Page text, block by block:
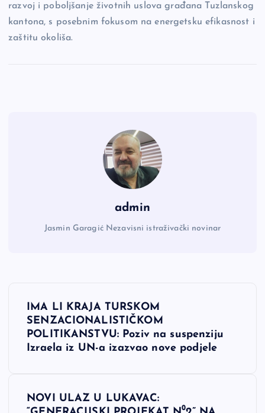
razvoj i poboljšanje životnih uslova građana Tuzlanskog
kantona, s posebnim fokusom na energetsku efikasnost i
zaštitu okoliša.
admin
Jasmin Garagić Nezavisni istraživački novinar
NIMA LI KRAJA TURSKOM
SENZACIONALISTIČKOM
POLITIKANSTVU: Poziv na suspenziju
Izraela iz UN-a izazvao nove podjele
NOVI ULAZ U LUKAVAC: